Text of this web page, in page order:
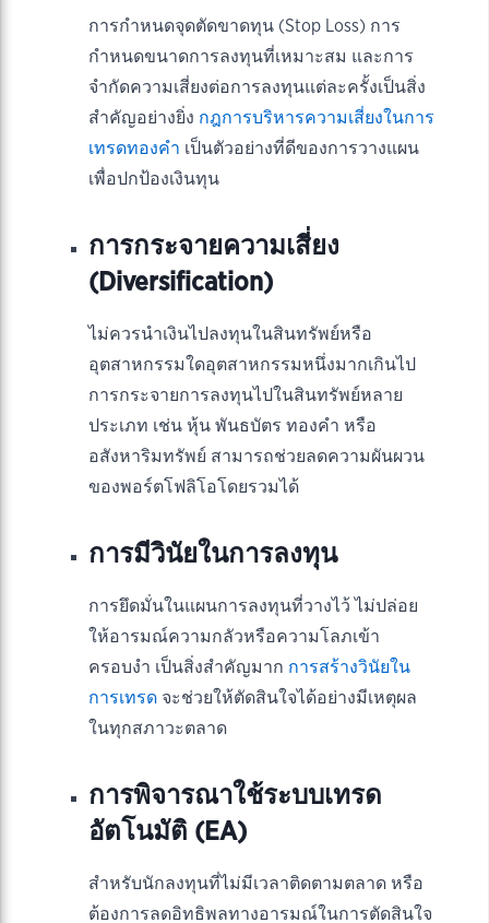
การกำหนดจุดตัดขาดทุน (Stop Loss) การ
กำหนดขนาดการลงทุนที่เหมาะสม และการ
จำกัดความเสี่ยงต่อการลงทุนแต่ละครั้งเป็นสิ่ง
สำคัญอย่างยิ่ง กฎการบริหารความเสี่ยงในการ
เทรดทองคำ เป็นตัวอย่างที่ดีของการวางแผน
เพื่อปกป้องเงินทุน
การกระจายความเสี่ยง
(Diversification)
ไม่ควรนำเงินไปลงทุนในสินทรัพย์หรือ
อุตสาหกรรมใดอุตสาหกรรมหนึ่งมากเกินไป
การกระจายการลงทุนไปในสินทรัพย์หลาย
ประเภท เช่น หุ้น พันธบัตร ทองคำ หรือ
อสังหาริมทรัพย์ สามารถช่วยลดความผันผวน
ของพอร์ตโฟลิโอโดยรวมได้
การมีวินัยในการลงทุน
การยึดมั่นในแผนการลงทุนที่วางไว้ ไม่ปล่อย
ให้อารมณ์ความกลัวหรือความโลภเข้า
ครอบงำ เป็นสิ่งสำคัญมาก การสร้างวินัยใน
การเทรด จะช่วยให้ตัดสินใจได้อย่างมีเหตุผล
ในทุกสภาวะตลาด
การพิจารณาใช้ระบบเทรด
อัตโนมัติ (EA)
สำหรับนักลงทุนที่ไม่มีเวลาติดตามตลาด หรือ
ต้องการลดอิทธิพลทางอารมณ์ในการตัดสินใจ